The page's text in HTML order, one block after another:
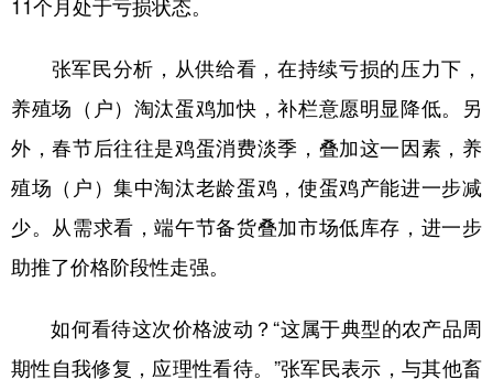
地方频道
北京 天津 河北 山西
山东 河南
11个月处于亏损状态。
张军民分析，从供给看，在持续亏损的压力下，
养殖场（户）淘汰蛋鸡加快，补栏意愿明显降低。另
外，春节后往往是鸡蛋消费淡季，叠加这一因素，养
殖场（户）集中淘汰老龄蛋鸡，使蛋鸡产能进一步减
少。从需求看，端午节备货叠加市场低库存，进一步
助推了价格阶段性走强。
如何看待这次价格波动？“这属于典型的农产品周
期性自我修复，应理性看待。”张军民表示，与其他畜